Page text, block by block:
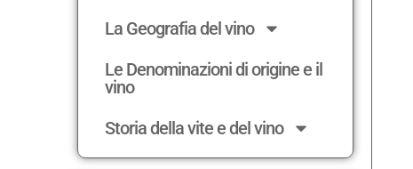
La Geografia del vino
Le Denominazioni di origine e il
vino
Storia della vite e del vino